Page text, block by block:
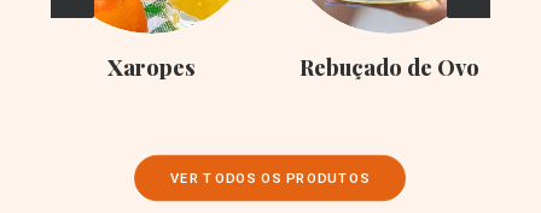
Xaropes Rebuçado de Ovo
VER TODOS OS PRODUTOS